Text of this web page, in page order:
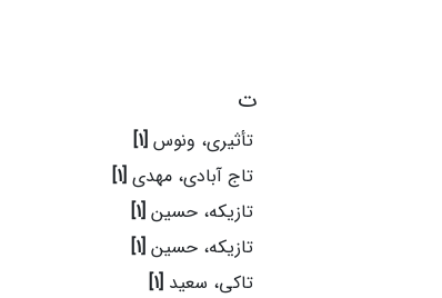
ت
تأثیری، ونوس [1]
تاج آبادی، مهدی [1]
تازیکه، حسین [1]
تازیکه، حسین [1]
تاکی، سعید [1]